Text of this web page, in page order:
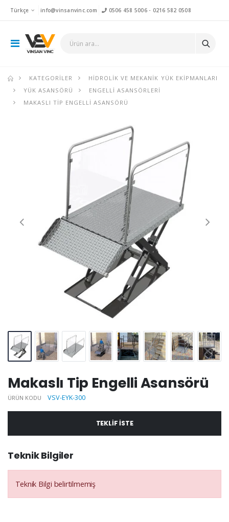
Türkçe info@vinsanvinc.com 0506 458 5006- 0216 582 0508
KATEGORILER
HIDROLIK VE MEKANIK YÜK EKIPMANLARI
YÜK ASANSÖRÜ
ENGELLI ASANSÖRLERI
MAKASLI TIP ENGELLI ASANSÖRÜ
Makaslı Tip Engelli Asansörü
ÜRÜN KODU VSV-EYK-300
TEKLIF ISTE
Teknik Bilgiler
Teknik Bilgi belirtilmemiş